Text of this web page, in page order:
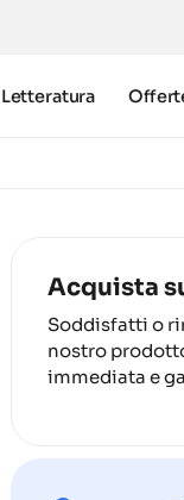
Letteratura
Acquista
Soddisfatti o
nostro
immediata e